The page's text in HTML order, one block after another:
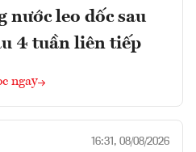
nước leo dốc sau
4 tuần liên tiếp
ngay
16:31, 08/08/2026